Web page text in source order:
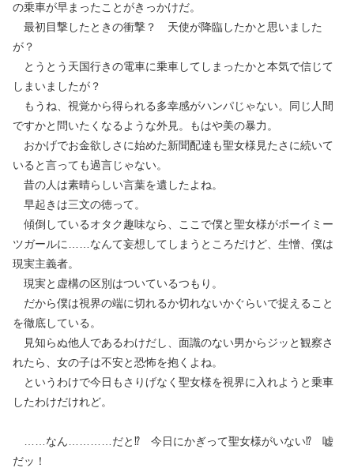
の乗車が早まったことがきっかけだ。
最初目撃したときの衝撃？ 天使が降臨したかと思いました
が？
とうとう天国行きの電車に乗車してしまったかと本気で信じて
しまいましたが？
もうね、視覚から得られる多幸感がハンパじゃない。同じ人間
ですかと問いたくなるような外見。もはや美の暴力。
おかげでお金欲しさに始めた新聞配達も聖女様見たさに続いて
いると言っても過言じゃない。
昔の人は素晴らしい言葉を遺したよね。
早起きは三文の徳って。
傾倒しているオタク趣味なら、ここで僕と聖女様がボーイミー
ツガールに……なんて妄想してしまうところだけど、生憎、僕は
現実主義者。
現実と虚構の区別はついているつもり。
だから僕は視界の端に切れるか切れないかぐらいで捉えること
を徹底している。
見知らぬ他人であるわけだし、面識のない男からジッと観察さ
れたら、女の子は不安と恐怖を抱くよね。
というわけで今日もさりげなく聖女様を視界に入れようと乗車
したわけだけれど。
……なん…………だと⁉︎ 今日にかぎって聖女様がいない⁉︎ 嘘
だッ！